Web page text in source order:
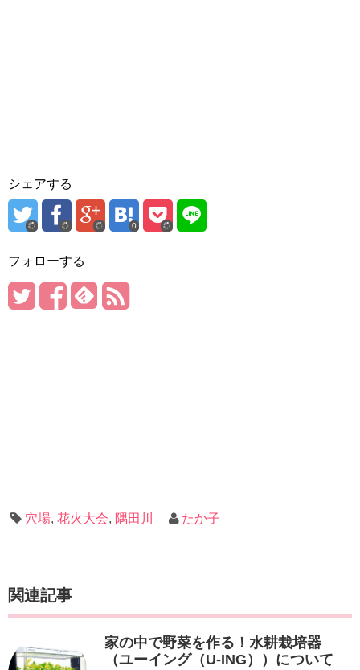
シェアする
0
フォローする
穴場, 花火大会, 隅田川 たか子
関連記事
家の中で野菜を作る！水耕栽培器
（ユーイング（U-ING））について